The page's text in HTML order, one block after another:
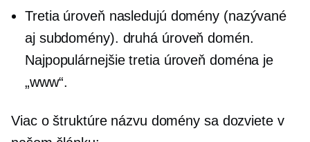
Tretia úroveň nasledujú domény (nazývané
aj subdomény). druhá úroveň domén.
Najpopulárnejšietretia úroveň doména je
„www“.
Viac o štruktúre názvu domény sa dozviete v